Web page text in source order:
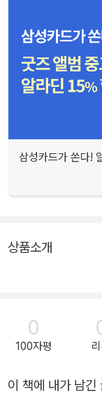
삼성카드가 쏜다!
상품소개
0
100자평
이 책에 내가 남긴